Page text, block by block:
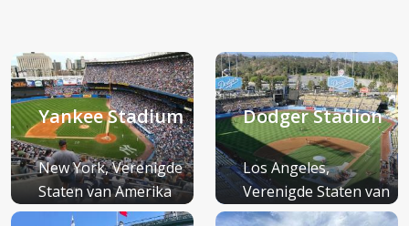
Yankee Stadium
New York, Verenigde
Staten van Amerika
(VS)
Dodger Stadion
Los Angeles,
Verenigde Staten van
Amerika (VS)